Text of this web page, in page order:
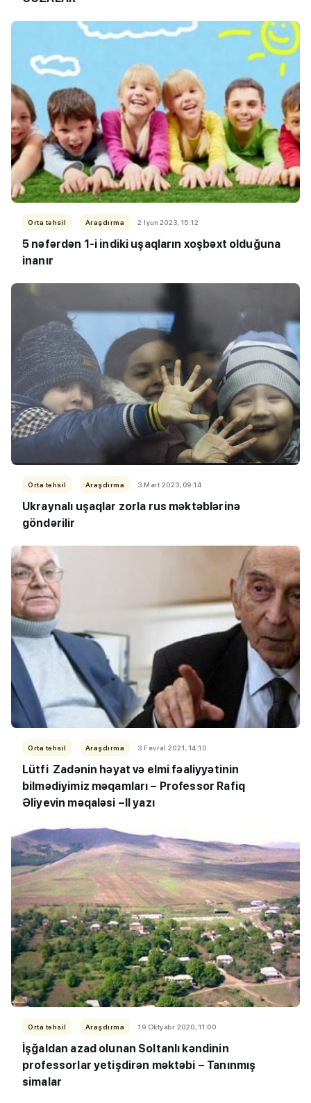
Orta təhsil Araşdırma 2 İyun 2023, 15:12
5 nəfərdən 1-i indiki uşaqların xoşbəxt olduğuna
inanır
Orta təhsil Araşdırma 3 Mart 2023, 09:14
Ukraynalı uşaqlar zorla rus məktəblərinə
göndərilir
Orta təhsil Araşdırma 3 Fevral 2021, 14:10
Lütfi Zadənin həyat və elmi fəaliyyətinin
bilmədiyimiz məqamları – Professor Rafiq
Əliyevin məqaləsi –II yazı
Orta təhsil Araşdırma 19 Oktyabr 2020, 11:00
İşğaldan azad olunan Soltanlı kəndinin
professorlar yetişdirən məktəbi – Tanınmış
simalar